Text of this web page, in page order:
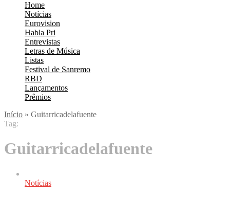
Home
Notícias
Eurovision
Habla Pri
Entrevistas
Letras de Música
Listas
Festival de Sanremo
RBD
Lançamentos
Prêmios
Início » Guitarricadelafuente
Tag:
Guitarricadelafuente
Notícias